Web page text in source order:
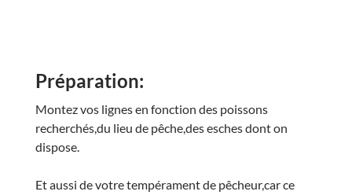
Préparation:
Montez vos lignes en fonction des poissons
recherchés,du lieu de pêche,des esches dont on
dispose.
Et aussi de votre tempérament de pêcheur,car ce